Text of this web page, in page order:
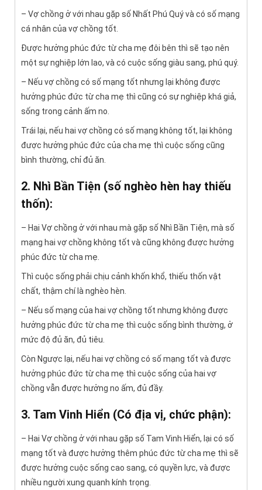
– Vợ chồng ở với nhau gặp số Nhất Phú Quý và có số mạng
cá nhân của vợ chồng tốt.
Được hưởng phúc đức từ cha mẹ đôi bên thì sẽ tạo nên
một sự nghiệp lớn lao, và có cuộc sống giàu sang, phú quý.
– Nếu vợ chồng có số mạng tốt nhưng lại không được
hưởng phúc đức từ cha mẹ thì cũng có sự nghiệp khá giả,
sống trong cảnh ấm no.
Trái lại, nếu hai vợ chồng có số mạng không tốt, lại không
được hưởng phúc đức của cha mẹ thì cuộc sống cũng
bình thường, chỉ đủ ăn.
2. Nhì Bần Tiện (số nghèo hèn hay thiếu
thốn):
– Hai Vợ chồng ở với nhau mà gặp số Nhì Bần Tiện, mà số
mạng hai vợ chồng không tốt và cũng không được hưởng
phúc đức từ cha mẹ.
Thì cuộc sống phải chịu cảnh khốn khổ, thiếu thốn vật
chất, thậm chí là nghèo hèn.
– Nếu số mạng của hai vợ chồng tốt nhưng không được
hưởng phúc đức từ cha mẹ thì cuộc sống bình thường, ở
mức độ đủ ăn, đủ tiêu.
Còn Ngược lại, nếu hai vợ chồng có số mạng tốt và được
hưởng phúc đức từ cha mẹ thì cuộc sống của hai vợ
chồng vẫn được hưởng no ấm, đủ đầy.
3. Tam Vinh Hiển (Có địa vị, chức phận):
– Hai Vợ chồng ở với nhau gặp số Tam Vinh Hiển, lại có số
mạng tốt và được hưởng thêm phúc đức từ cha mẹ thì sẽ
được hưởng cuộc sống cao sang, có quyền lực, và được
nhiều người xung quanh kính trọng.